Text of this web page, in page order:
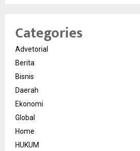
Categories
Advetorial
Berita
Bisnis
Daerah
Ekonomi
Global
Home
HUKUM